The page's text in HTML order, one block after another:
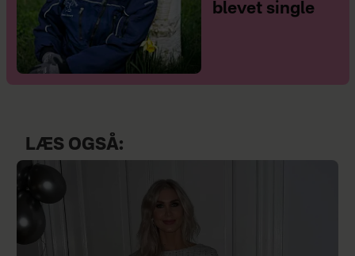
blevet single
LÆS OGSÅ: